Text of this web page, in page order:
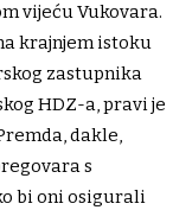
vijeću Vukovara.
krajnjem istoku
zastupnika
HDZ-a, pravi je
dakle,
s
bi oni osigurali